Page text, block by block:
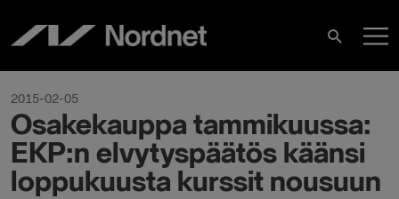
innehåll
Sök
2015-02-05
Osakekauppa tammikuussa:
EKP:n elvytyspäätös käänsi
loppukuusta kurssit nousuun